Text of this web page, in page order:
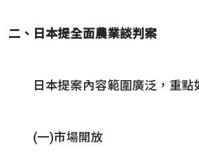
二、日本提全面農業談判案
日本提案內容範圍廣泛，重點
(一)市場開放